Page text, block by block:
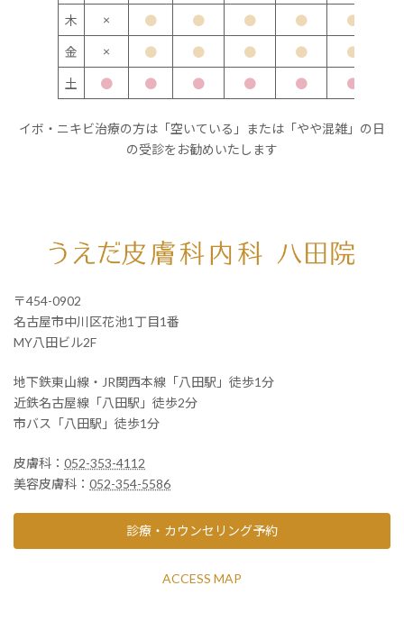
木 × ● ● ● ● ●
金 × ● ● ● ● ●
土 ● ● ● ● ● ●
イボ・ニキビ治療の方は「空いている」または「やや混雑」の日
の受診をお勧めいたします
〒454-0902
名古屋市中川区花池1丁目1番
MY八田ビル2F
地下鉄東山線・JR関西本線「八田駅」徒歩1分
近鉄名古屋線「八田駅」徒歩2分
市バス「八田駅」徒歩1分
皮膚科： 052-353-4112
美容皮膚科： 052-354-5586
診療・カウンセリング予約
ACCESS MAP